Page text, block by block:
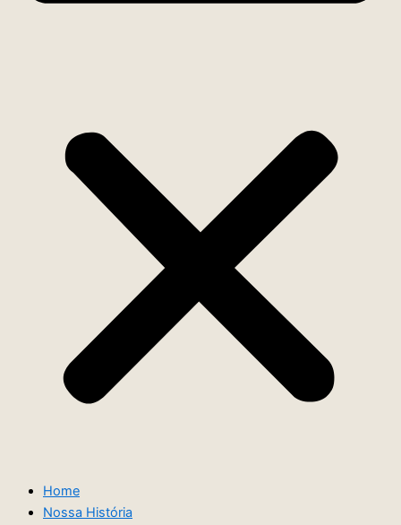
Home
Nossa História